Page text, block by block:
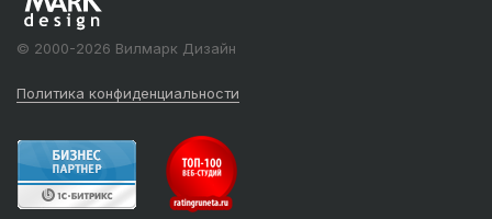
© 2000-2026 Вилмарк Дизайн
Политика конфиденциальности